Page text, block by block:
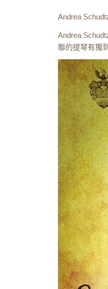
Andrea
Andrea
聯的提琴有獨